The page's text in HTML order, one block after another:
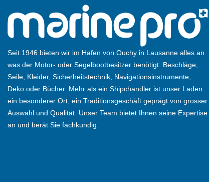
Seit 1946 bieten wir im Hafen von Ouchy in Lausanne alles an
was der Motor- oder Segelbootbesitzer benötigt: Beschläge,
Seile, Kleider, Sicherheitstechnik, Navigationsinstrumente,
Deko oder Bücher. Mehr als ein Shipchandler ist unser Laden
ein besonderer Ort, ein Traditionsgeschäft geprägt von grosser
Auswahl und Qualität. Unser Team bietet Ihnen seine Expertise
an und berät Sie fachkundig.